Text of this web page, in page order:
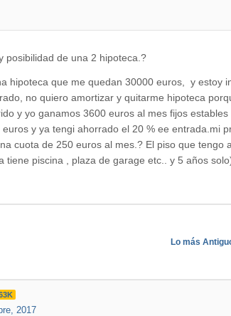
posibilidad de una 2 hipoteca.?
hipoteca que me quedan 30000 euros, y estoy
no quiero amortizar y quitarme hipoteca
y yo ganamos 3600 euros al mes fijos
y ya tengi ahorrado el 20 % ee entrada.mi
cuota de 250 euros al mes.? El piso que tengo
tiene piscina , plaza de garage etc.. y 5 años
Lo más
2017